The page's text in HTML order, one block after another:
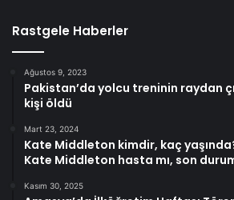
Rastgele Haberler
Ağustos 9, 2023
Pakistan’da yolcu treninin raydan
kişi öldü
Mart 23, 2024
Kate Middleton kimdir, kaç
Kate Middleton hasta mı, son
Kasım 30, 2025